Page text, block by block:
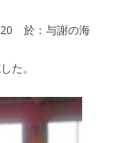
於：与謝の海
た。